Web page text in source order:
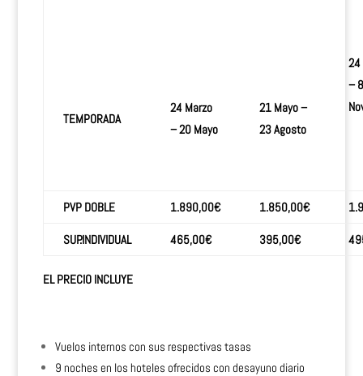
TEMPORADA
24 Marzo
– 20 Mayo
21 Mayo –
23 Agosto
24
– 8
PVP DOBLE 1.890,00€ 1.850,00€
SUP.INDIVIDUAL 465,00€ 395,00€
EL PRECIO INCLUYE
Vuelos internos con sus respectivas tasas
9 noches en los hoteles ofrecidos con desayuno diario